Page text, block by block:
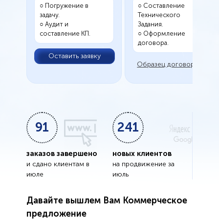
○ Погружение в
задачу.
○ Аудит и
составление КП.
Оставить заявку
○ Составление
Технического
Задания.
○ Оформление
договора.
Образец договора
91
заказов завершено
и сдано клиентам в
июле
241
новых клиентов
на продвижение за
июль
Давайте вышлем Вам Коммерческое
предложение